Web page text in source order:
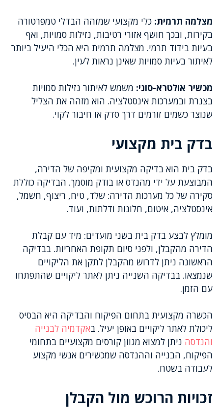
מצלמה תרמית: כלי מקצועי שמזהה הבדלי טמפרטורה
בקירות, ובכך חושף אזורי רטיבות, נזילות סמויות, ואף
בעיות בידוד תרמי. מצלמה תרמית היא הכלי היעיל ביותר
לאיתור בעיות סמויות שאינן נראות לעין.
מכשיר אולטרא-סוני: משמש לאיתור נזילות סמויות
בצנרת ובמערכות אינסטלציה. הוא מזהה את הצליל
שנוצר כשמים זורמים דרך סדק או חיבור לקוי.
בדק בית מקצועי
בדק בית הוא בדיקה מקצועית ומקיפה של הדירה,
המבוצעת על ידי מהנדס או בודק מוסמך. הבדיקה כוללת
סקירה של כל מערכות הדירה: שלד, טיח, ריצוף, חשמל,
אינסטלציה, איטום, חלונות ודלתות, ועוד.
מומלץ לבצע בדק בית בשני מועדים: מיד עם קבלת
הדירה מהקבלן, ולפני סיום תקופת האחריות. בבדיקה
הראשונה ניתן לדרוש מהקבלן לתקן את הליקויים
שנמצאו. בבדיקה השנייה ניתן לאתר ליקויים שהתפתחו
עם הזמן.
הכשרה מקצועית בתחום הפיקוח והבדיקה היא הבסיס
ליכולת לאתר ליקויים באופן יעיל. באקדמיה לבנייה
והנדסה ניתן למצוא מגוון קורסים מקצועיים בתחומי
הפיקוח, הבנייה וההנדסה שמכשירים אנשי מקצוע
לעבודה בשטח.
זכויות הרוכש מול הקבלן